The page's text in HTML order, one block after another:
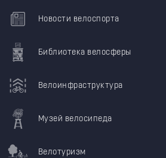
Новости велоспорта
Библиотека велосферы
Велоинфраструктура
Музей велосипеда
Велотуризм